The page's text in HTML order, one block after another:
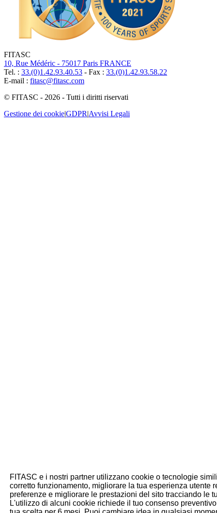
FITASC
10, Rue Médéric - 75017 Paris FRANCE
Tel. : 33.(0)1.42.93.40.53 - Fax : 33.(0)1.42.93.58.22
E-mail : fitasc@fitasc.com
© FITASC - 2026 - Tutti i diritti riservati
Gestione dei cookie|GDPR|Avvisi Legali
FITASC e i nostri partner utilizzano cookie o tecnologie
corretto funzionamento, migliorare la tua esperienza utente
preferenze e migliorare le prestazioni del sito tracciando le
L'utilizzo di alcuni cookie richiede il tuo consenso